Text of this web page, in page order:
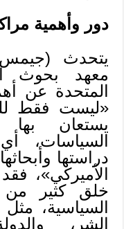
دور وأهمية
يتحدث
معهد بحوث
المتحدة عن
«ليست فقط
يستعان بها
السياسات،
دراستها
الأميركي»،
خلق كثير من
السياسية،
الشر،